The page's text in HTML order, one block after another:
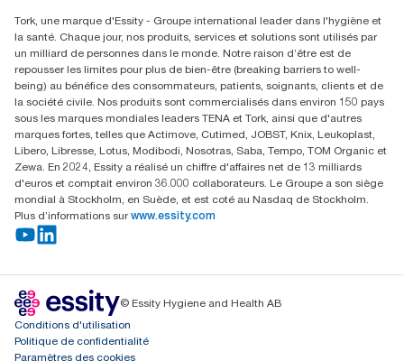
Tork, une marque d'Essity - Groupe international leader dans l'hygiène et
la santé. Chaque jour, nos produits, services et solutions sont utilisés par
un milliard de personnes dans le monde. Notre raison d’être est de
repousser les limites pour plus de bien-être (breaking barriers to well-
being) au bénéfice des consommateurs, patients, soignants, clients et de
la société civile. Nos produits sont commercialisés dans environ 150 pays
sous les marques mondiales leaders TENA et Tork, ainsi que d'autres
marques fortes, telles que Actimove, Cutimed, JOBST, Knix, Leukoplast,
Libero, Libresse, Lotus, Modibodi, Nosotras, Saba, Tempo, TOM Organic et
Zewa. En 2024, Essity a réalisé un chiffre d'affaires net de 13 milliards
d'euros et comptait environ 36.000 collaborateurs. Le Groupe a son siège
mondial à Stockholm, en Suède, et est coté au Nasdaq de Stockholm.
Plus d’informations sur www.essity.com
© Essity Hygiene and Health AB
Conditions d'utilisation
Politique de confidentialité
Paramètres des cookies